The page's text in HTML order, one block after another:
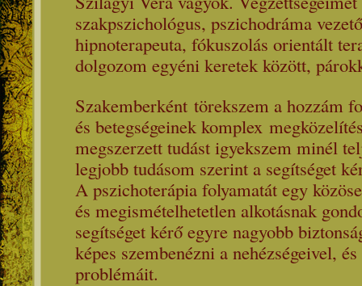
szakpszichológus, pszichodráma
hipnoterapeuta, fókuszolás orientált
dolgozom egyéni keretek között,
Szakemberként törekszem a hozzám
és betegségeinek komplex
megszerzett tudást igyekszem minél
legjobb tudásom szerint a segítséget
A pszichoterápia folyamatát egy
és megismételhetetlen alkotásnak
segítséget kérő egyre nagyobb
képes szembenézni a nehézségeivel,
problémáit.